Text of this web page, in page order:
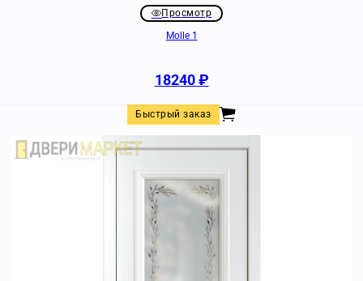
Просмотр
Molle 1
18240₽
Быстрый заказ